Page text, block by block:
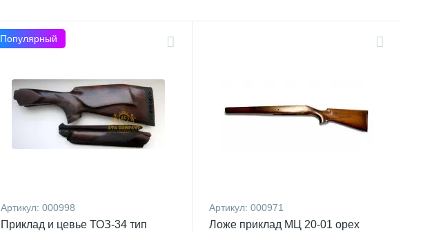
Популярный
Артикул: 000998
Приклад и цевье ТОЗ-34 тип
Артикул: 000971
Ложе приклад МЦ 20-01 орех